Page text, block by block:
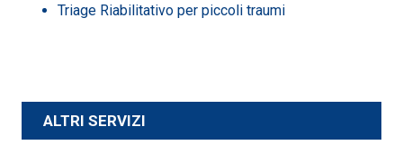
Triage Riabilitativo per piccoli traumi
ALTRI SERVIZI